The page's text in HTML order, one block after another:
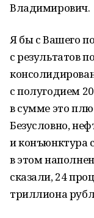
Владимирович.
Я бы с Вашего
с результатов
с полугодием
в сумме это
Безусловно,
и конъюнктура
в этом
сказали, 24
триллиона